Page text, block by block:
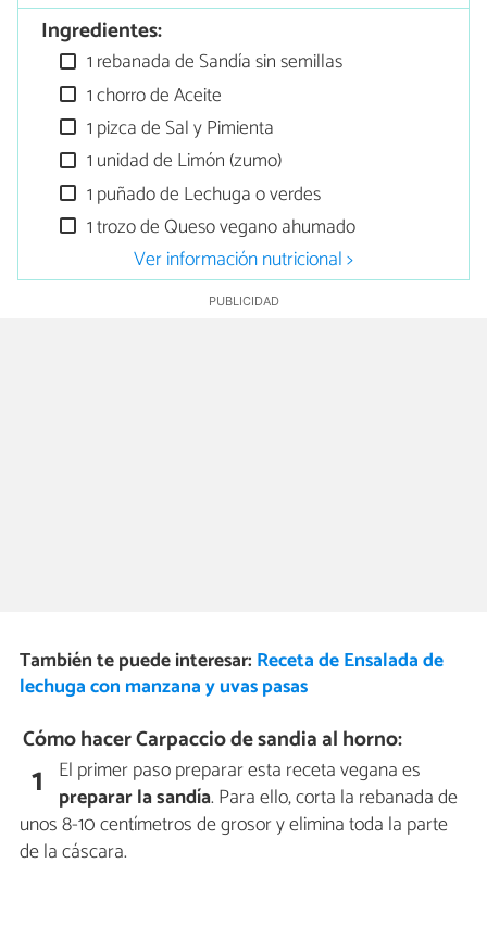
Ingredientes:
1 rebanada de Sandía sin semillas
1 chorro de Aceite
1 pizca de Sal y Pimienta
1 unidad de Limón (zumo)
1 puñado de Lechuga o verdes
1 trozo de Queso vegano ahumado
Ver información nutricional >
También te puede interesar: Receta de Ensalada de
lechuga con manzana y uvas pasas
Cómo hacer Carpaccio de sandia al horno:
1 El primer paso preparar esta receta vegana es
preparar la sandía. Para ello, corta la rebanada de
unos 8-10 centímetros de grosor y elimina toda la parte
de la cáscara.